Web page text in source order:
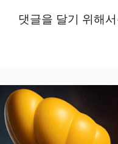
댓글을 달기 위해